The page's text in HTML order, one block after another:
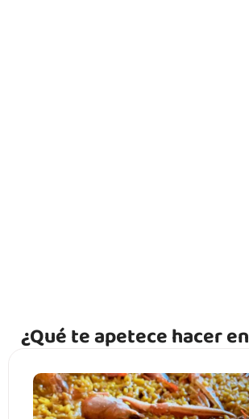
¿Qué te apetece hacer en